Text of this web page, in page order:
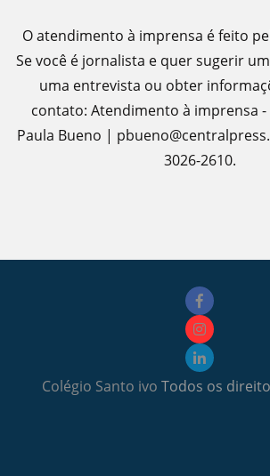
O atendimento à imprensa é feito
Se você é jornalista e quer sugerir
uma entrevista ou obter
contato: Atendimento à imprensa -
Paula Bueno |
3026-2610.
Colégio Santo ivo Todos os